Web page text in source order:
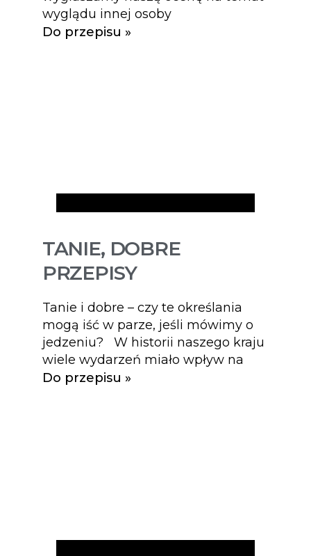
wyglądu innej osoby
Do przepisu »
TANIE, DOBRE
PRZEPISY
Tanie i dobre – czy te określania
mogą iść w parze, jeśli mówimy o
jedzeniu? W historii naszego kraju
wiele wydarzeń miało wpływ na
Do przepisu »